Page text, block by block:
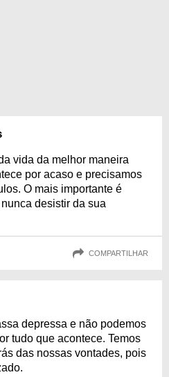
vida da melhor maneira
por acaso e precisamos
O mais importante é
desistir da sua
COMPARTILHAR
depressa e não podemos
tudo que acontece. Temos
das nossas vontades, pois